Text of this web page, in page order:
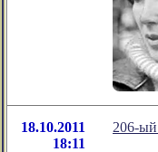
18.10.2011
18:11
206-ый